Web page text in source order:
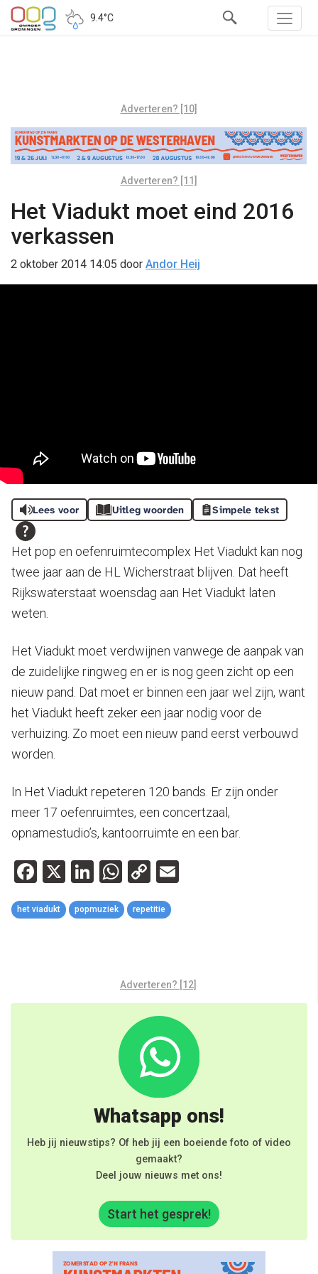
9.4°C
Adverteren? [10]
Adverteren? [11]
Het Viadukt moet eind 2016
verkassen
2 oktober 2014 14:05 door Andor Heij
Lees voor Uitleg woorden Simpele tekst
Het pop en oefenruimtecomplex Het Viadukt kan nog
twee jaar aan de HL Wicherstraat blijven. Dat heeft
Rijkswaterstaat woensdag aan Het Viadukt laten
weten.
Het Viadukt moet verdwijnen vanwege de aanpak van
de zuidelijke ringweg en er is nog geen zicht op een
nieuw pand. Dat moet er binnen een jaar wel zijn, want
het Viadukt heeft zeker een jaar nodig voor de
verhuizing. Zo moet een nieuw pand eerst verbouwd
worden.
In Het Viadukt repeteren 120 bands. Er zijn onder
meer 17 oefenruimtes, een concertzaal,
opnamestudio’s, kantoorruimte en een bar.
Facebook
X LinkedIn
WhatsApp
Copy
Link
het viadukt popmuziek repetitie
Adverteren? [12]
Whatsapp ons!
Heb jij nieuwstips? Of heb jij een boeiende foto of video
gemaakt?
Deel jouw nieuws met ons!
Start het gesprek!